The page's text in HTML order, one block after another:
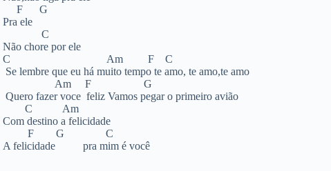
F G
Pra ele
C
Não chore por ele
C Am F C
Se lembre que eu há muito tempo te amo, te amo,te amo
Am F G
Quero fazer voce feliz Vamos pegar o primeiro avião
C Am
Com destino a felicidade
F G C
A felicidade pra mim é você